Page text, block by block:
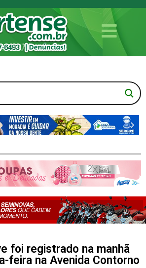
foi registrado na manhã
feira na Avenida Contorno